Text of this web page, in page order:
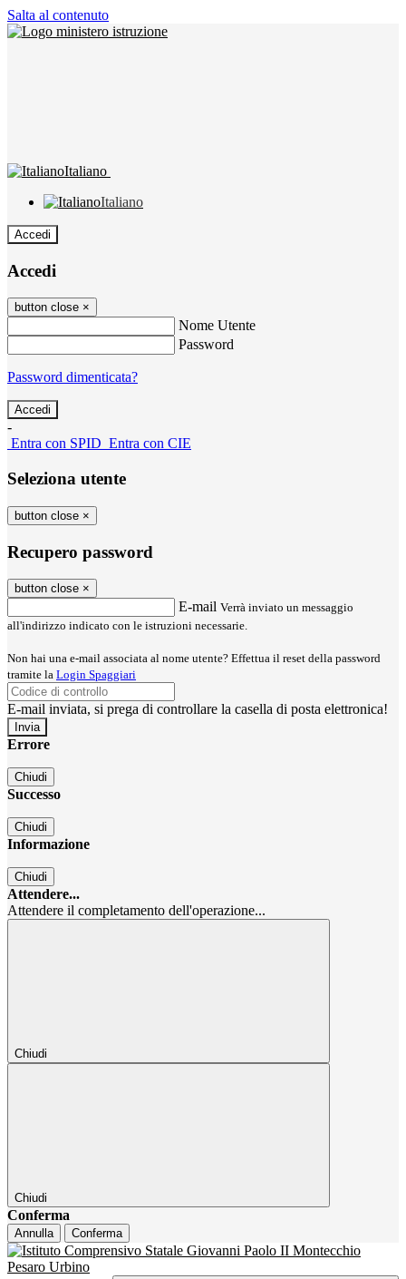
Salta al contenuto
Italiano
Italiano
Accedi
Accedi
button close ×
Nome Utente
Password
Password dimenticata?
-
Entra con SPID Entra con CIE
Seleziona utente
button close ×
Recupero password
button close ×
E-mail Verrà inviato un messaggio
all'indirizzo indicato con le istruzioni necessarie.
Non hai una e-mail associata al nome utente? Effettua il reset della password
tramite la Login Spaggiari
E-mail inviata, si prega di controllare la casella di posta elettronica!
Errore
Chiudi
Successo
Chiudi
Informazione
Chiudi
Attendere...
Attendere il completamento dell'operazione...
Chiudi
Chiudi
Conferma
Annulla Conferma